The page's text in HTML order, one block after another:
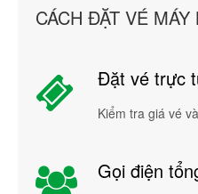
CÁCH ĐẶT VÉ MÁY
Đặt vé trực
Kiểm tra giá vé
Gọi điện